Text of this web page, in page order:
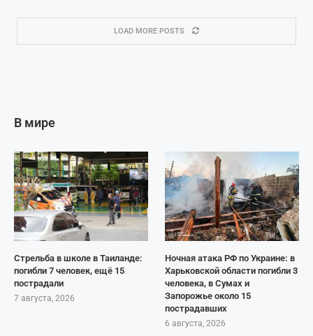
LOAD MORE POSTS
В мире
Стрельба в школе в Таиланде:
погибли 7 человек, ещё 15
пострадали
7 августа, 2026
Ночная атака РФ по Украине: в
Харьковской области погибли 3
человека, в Сумах и
Запорожье около 15
пострадавших
6 августа, 2026